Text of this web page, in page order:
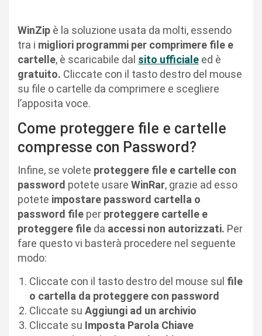
WinZip è la soluzione usata da molti, essendo
tra i migliori programmi per comprimere file e
cartelle, è scaricabile dal sito ufficiale ed è
gratuito. Cliccate con il tasto destro del mouse
su file o cartelle da comprimere e scegliere
l’apposita voce.
Come proteggere file e cartelle
compresse con Password?
Infine, se volete proteggere file e cartelle con
password potete usare WinRar, grazie ad esso
potete impostare password cartella o
password file per proteggere cartelle e
proteggere file da accessi non autorizzati. Per
fare questo vi basterà procedere nel seguente
modo:
Cliccate con il tasto destro del mouse sul file
o cartella da proteggere con password
Cliccate su Aggiungi ad un archivio
Cliccate su Imposta Parola Chiave